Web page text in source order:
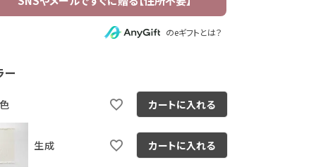
のeギフトとは？
ー
カートに入れる
生成 カートに入れる